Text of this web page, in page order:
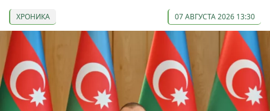
ХРОНИКА 07 АВГУСТА 2026 13:30